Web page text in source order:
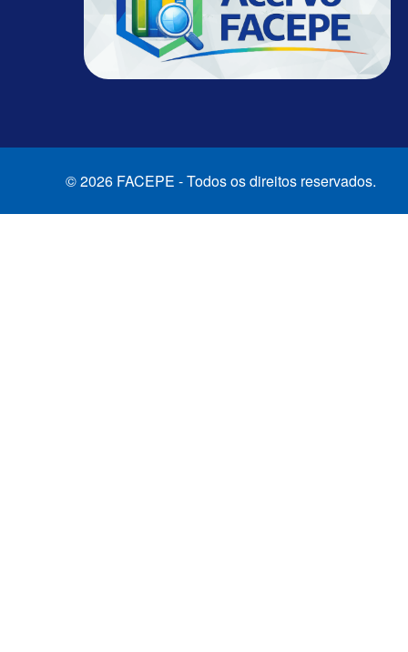
© 2026 FACEPE - Todos os direitos reservados.